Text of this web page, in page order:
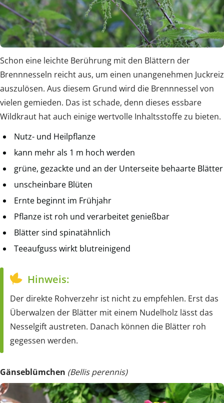
Schon eine leichte Berührung mit den Blättern der
Brennnesseln reicht aus, um einen unangenehmen Juckreiz
auszulösen. Aus diesem Grund wird die Brennnessel von
vielen gemieden. Das ist schade, denn dieses essbare
Wildkraut hat auch einige wertvolle Inhaltsstoffe zu bieten.
Nutz- und Heilpflanze
kann mehr als 1 m hoch werden
grüne, gezackte und an der Unterseite behaarte Blätter
unscheinbare Blüten
Ernte beginnt im Frühjahr
Pflanze ist roh und verarbeitet genießbar
Blätter sind spinatähnlich
Teeaufguss wirkt blutreinigend
Hinweis:
Der direkte Rohverzehr ist nicht zu empfehlen. Erst das
Überwalzen der Blätter mit einem Nudelholz lässt das
Nesselgift austreten. Danach können die Blätter roh
gegessen werden.
Gänseblümchen (Bellis perennis)